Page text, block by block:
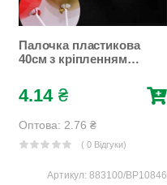
Палочка пластикова
40см з кріпленням
Білий Unison
(883100/BP10846)
4.14 ₴
Оптова: 2.76 ₴
( 0 Відгуки)
Артикул: 883100/BP10846